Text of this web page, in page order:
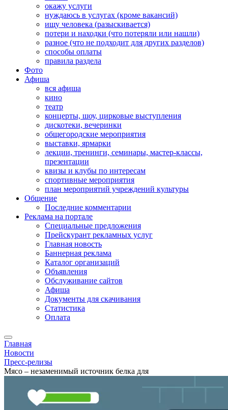
окажу услуги
нуждаюсь в услугах (кроме вакансий)
ищу человека (разыскивается)
потери и находки (что потеряли или нашли)
разное (что не подходит для других разделов)
способы оплаты
правила раздела
Фото
Афиша
вся афиша
кино
театр
концерты, шоу, цирковые выступления
дискотеки, вечеринки
общегородские мероприятия
выставки, ярмарки
лекции, тренинги, семинары, мастер-классы,
презентации
квизы и клубы по интересам
спортивные мероприятия
план мероприятий учреждений культуры
Общение
Последние комментарии
Реклама на портале
Специальные предложения
Прейскурант рекламных услуг
Главная новость
Баннерная реклама
Каталог организаций
Объявления
Обслуживание сайтов
Афиша
Документы для скачивания
Статистика
Оплата
Главная
Новости
Пресс-релизы
Мясо – незаменимый источник белка для